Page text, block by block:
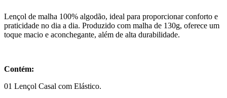
Lençol de malha 100% algodão, ideal para proporcionar conforto e
praticidade no dia a dia. Produzido com malha de 130g, oferece um
toque macio e aconchegante, além de alta durabilidade.
Contém:
01 Lençol Casal com Elástico.